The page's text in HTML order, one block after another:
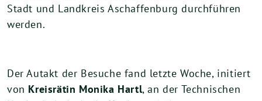
Stadt und Landkreis Aschaffenburg durchführen
werden.
Der Autakt der Besuche fand letzte Woche, initiert
von Kreisrätin Monika Hartl, an der Technischen